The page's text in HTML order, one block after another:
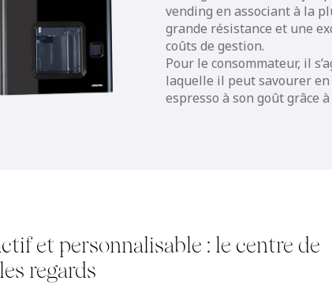
vending en associant à la
grande résistance et une
coûts de gestion.
Pour le consommateur, il
laquelle il peut savourer
espresso à son goût grâce
et personnalisable : le centre de
regards